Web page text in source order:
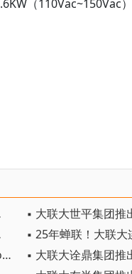
（110Vac~150Vac）
研讨会
方案
▪ 大联大友尚集团推出基于onsemi和Infineon产品的电源适配器方案